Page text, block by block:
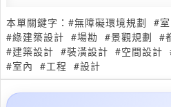
本單關鍵字： #無障礙環境規劃 #
#綠建築設計 #場勘 #景觀規劃 #
#建築設計 #裝潢設計 #空間設計
#室內 #工程 #設計